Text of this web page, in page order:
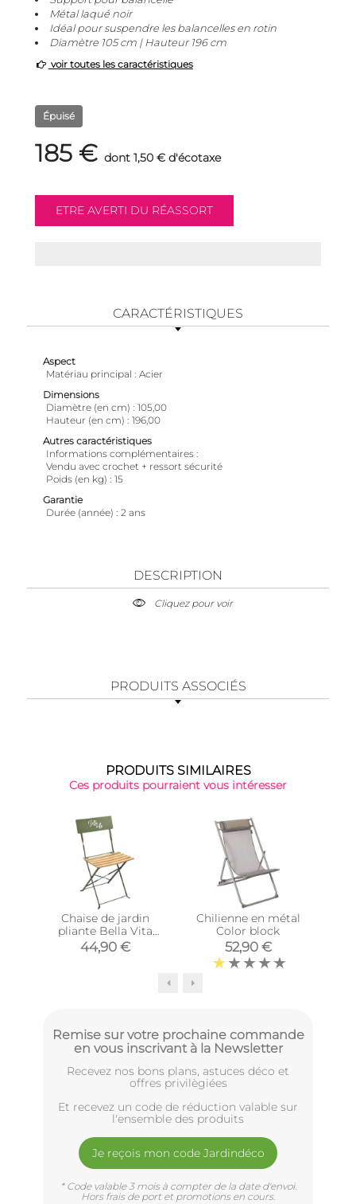
Métal laqué noir
Idéal pour suspendre les balancelles en rotin
Diamètre 105 cm | Hauteur 196 cm
voir toutes les caractéristiques
Épuisé
185 € dont 1,50 € d'écotaxe
CARACTÉRISTIQUES
Aspect
Matériau principal
Acier
Dimensions
Diamètre (en cm)
105,00
Hauteur (en cm)
196,00
Autres caractéristiques
Informations complémentaires
Vendu avec crochet + ressort sécurité
Poids (en kg)
15
Garantie
Durée (année)
2 ans
DESCRIPTION
Cliquez pour voir
PRODUITS ASSOCIÉS
PRODUITS SIMILAIRES
Ces produits pourraient vous intéresser
Chaise de jardin
pliante Bella Vita
(Vert kaki)
44,90 €
Chilienne en métal
Color block
52,90 €
Remise sur votre prochaine commande
en vous inscrivant à la Newsletter
Recevez nos bons plans, astuces déco et
offres privilègiées
Et recevez un code de réduction valable sur
l'ensemble des produits
Je reçois mon code Jardindéco
* Code valable 3 mois à compter de la date d'envoi.
Hors frais de port et promotions en cours.